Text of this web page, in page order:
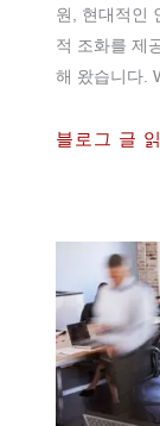
원, 현대적인
적 조화를 제
해 왔습니다.
블로그 글 읽